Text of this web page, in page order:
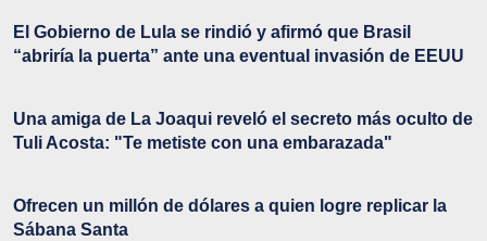
El Gobierno de Lula se rindió y afirmó que Brasil
“abriría la puerta” ante una eventual invasión de EEUU
Una amiga de La Joaqui reveló el secreto más oculto de
Tuli Acosta: "Te metiste con una embarazada"
Ofrecen un millón de dólares a quien logre replicar la
Sábana Santa